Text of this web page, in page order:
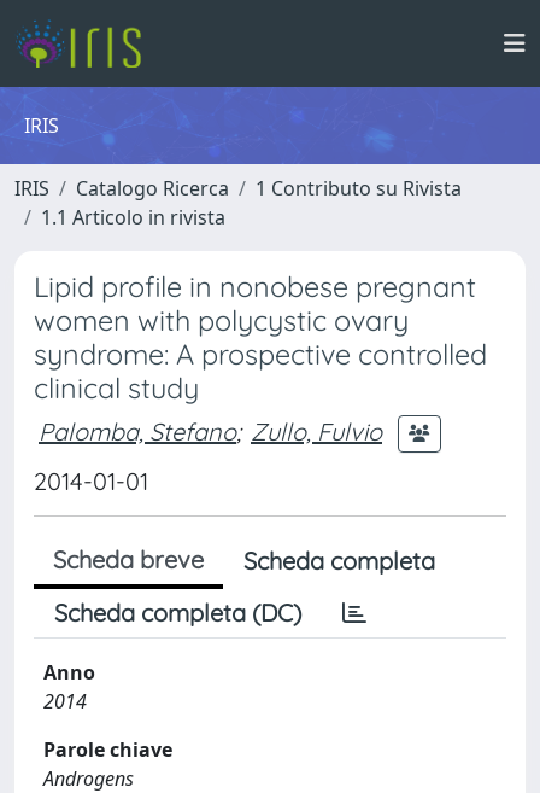
IRIS
IRIS Catalogo Ricerca
1 Contributo su Rivista
1.1 Articolo in rivista
Lipid profile in nonobese pregnant
women with polycystic ovary
syndrome: A prospective controlled
clinical study
Palomba, Stefano; Zullo, Fulvio
2014-01-01
Scheda breve
Scheda completa
Scheda completa (DC)
Anno
2014
Parole chiave
Androgens